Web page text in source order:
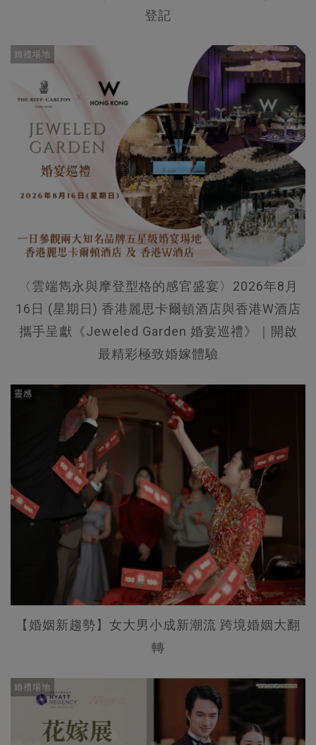
登記
婚禮場地
〈雲端雋永與摩登型格的感官盛宴〉2026年8月
16日 (星期日) 香港麗思卡爾頓酒店與香港W酒店
攜手呈獻《Jeweled Garden 婚宴巡禮》｜開啟
最精彩極致婚嫁體驗
靈感
【婚姻新趨勢】女大男小成新潮流 跨境婚姻大翻
轉
婚禮場地